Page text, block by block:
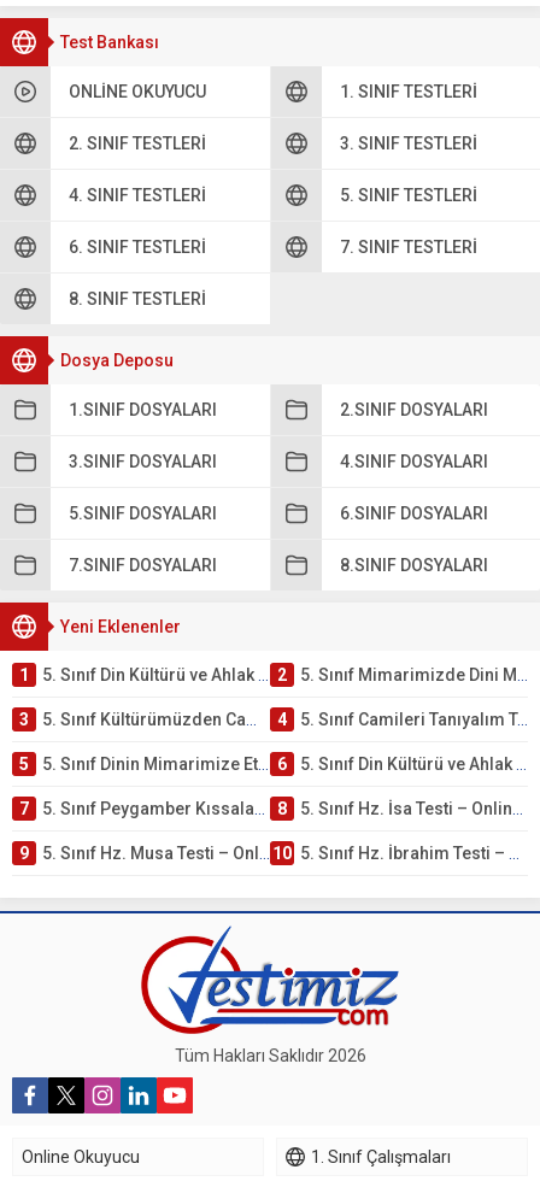
Test Bankası
ONLINE OKUYUCU 1. SINIF TESTLERI
2. SINIF TESTLERI 3. SINIF TESTLERI
4. SINIF TESTLERI 5. SINIF TESTLERI
6. SINIF TESTLERI 7. SINIF TESTLERI
8. SINIF TESTLERI
Dosya Deposu
1.SINIF DOSYALARI 2.SINIF DOSYALARI
3.SINIF DOSYALARI 4.SINIF DOSYALARI
5.SINIF DOSYALARI 6.SINIF DOSYALARI
7.SINIF DOSYALARI 8.SINIF DOSYALARI
Yeni Eklenenler
1 5. Sınıf Din Kültürü ve Ahlak Bilgisi 4. Ünite: Mimarimizde Dini Motifler Çalışmaları 2 5. Sınıf Mimarimizde Dini Motifler Ünite Testi – Online Çöz
3 5. Sınıf Kültürümüzden Cami Örnekleri Testi – Online Çöz 4 5. Sınıf Camileri Tanıyalım Testi – Online Çöz
5 5. Sınıf Dinin Mimarimize Etkisi Testi – Online Çöz 6 5. Sınıf Din Kültürü ve Ahlak Bilgisi 4. Ünite: Peygamber Kıssaları Çalışmaları
7 5. Sınıf Peygamber Kıssaları Ünite Testi – Online Çöz 8 5. Sınıf Hz. İsa Testi – Online Çöz
9 5. Sınıf Hz. Musa Testi – Online Çöz 10 5. Sınıf Hz. İbrahim Testi – Online Çöz
Tüm Hakları Saklıdır 2026
Online Okuyucu 1. Sınıf Çalışmaları